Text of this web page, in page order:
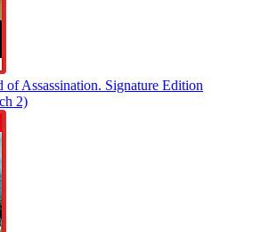
of Assassination. Signature Edition
2)